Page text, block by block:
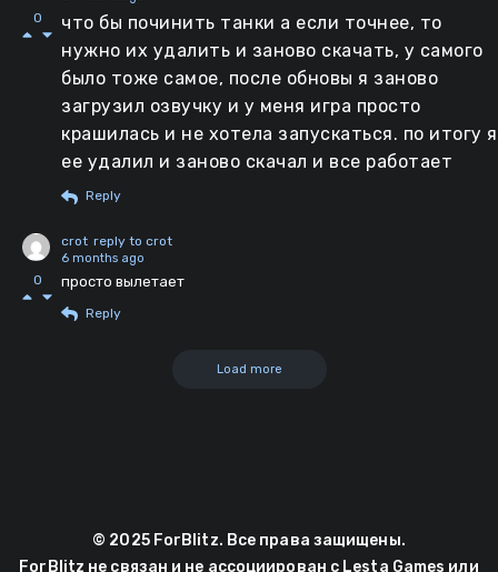
0
что бы починить танки а если точнее, то
нужно их удалить и заново скачать, у самого
было тоже самое, после обновы я заново
загрузил озвучку и у меня игра просто
крашилась и не хотела запускаться. по итогу я
ее удалил и заново скачал и все работает
Reply
0
crot reply to crot
6 months ago
просто вылетает
Reply
Load more
© 2025 ForBlitz. Все права защищены.
ForBlitz не связан и не ассоциирован с Lesta Games или